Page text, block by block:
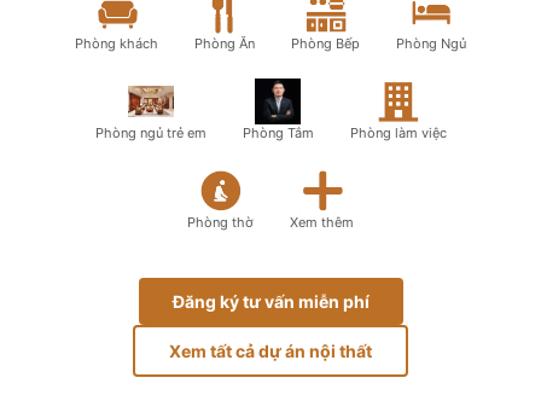
Phòng khách Phòng Ăn Phòng Bếp Phòng Ngủ
Phòng ngủ trẻ em Phòng Tắm Phòng làm việc
Phòng thờ Xem thêm
Đăng ký tư vấn miễn phí
Xem tất cả dự án nội thất